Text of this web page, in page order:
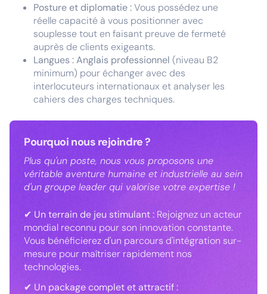
Posture et diplomatie :Vous possédez une
réelle capacité à vous positionner avec
souplesse tout en faisant preuve de fermeté
auprès de clients exigeants.
Langues :Anglais professionnel (niveau B2
minimum) pour échanger avec des
interlocuteurs internationaux et analyser les
cahiers des charges techniques.
Pourquoi nous rejoindre ?
Plus qu'un poste, nous vous proposons une
véritable aventure humaine et industrielle au sein
d'un groupe leader qui valorise votre expertise !
✔ Un terrain de jeu stimulant : Rejoignez un acteur
mondial reconnu pour son innovation constante.
Vous bénéficierez d'un parcours d'intégration sur-
mesure pour maîtriser rapidement nos
technologies.
✔ Un package complet et attractif :